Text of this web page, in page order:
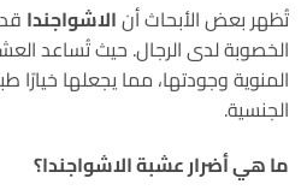
تُظهر بعض الأبحاث أنالاشواجندا
الخصوبة لدى الرجال. حيث تُساعد
المنوية وجودتها، مما يجعلها خيارًا
الجنسية.
ما هي أضرار عشبة الاشواجندا؟